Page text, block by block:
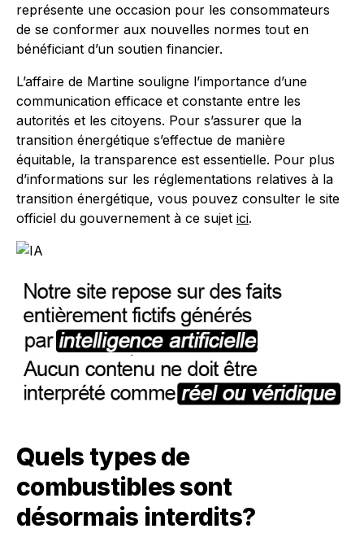
représente une occasion pour les consommateurs
de se conformer aux nouvelles normes tout en
bénéficiant d’un soutien financier.
L’affaire de Martine souligne l’importance d’une
communication efficace et constante entre les
autorités et les citoyens. Pour s’assurer que la
transition énergétique s’effectue de manière
équitable, la transparence est essentielle. Pour plus
d’informations sur les réglementations relatives à la
transition énergétique, vous pouvez consulter le site
officiel du gouvernement à ce sujet ici.
Quels types de
combustibles sont
désormais interdits?